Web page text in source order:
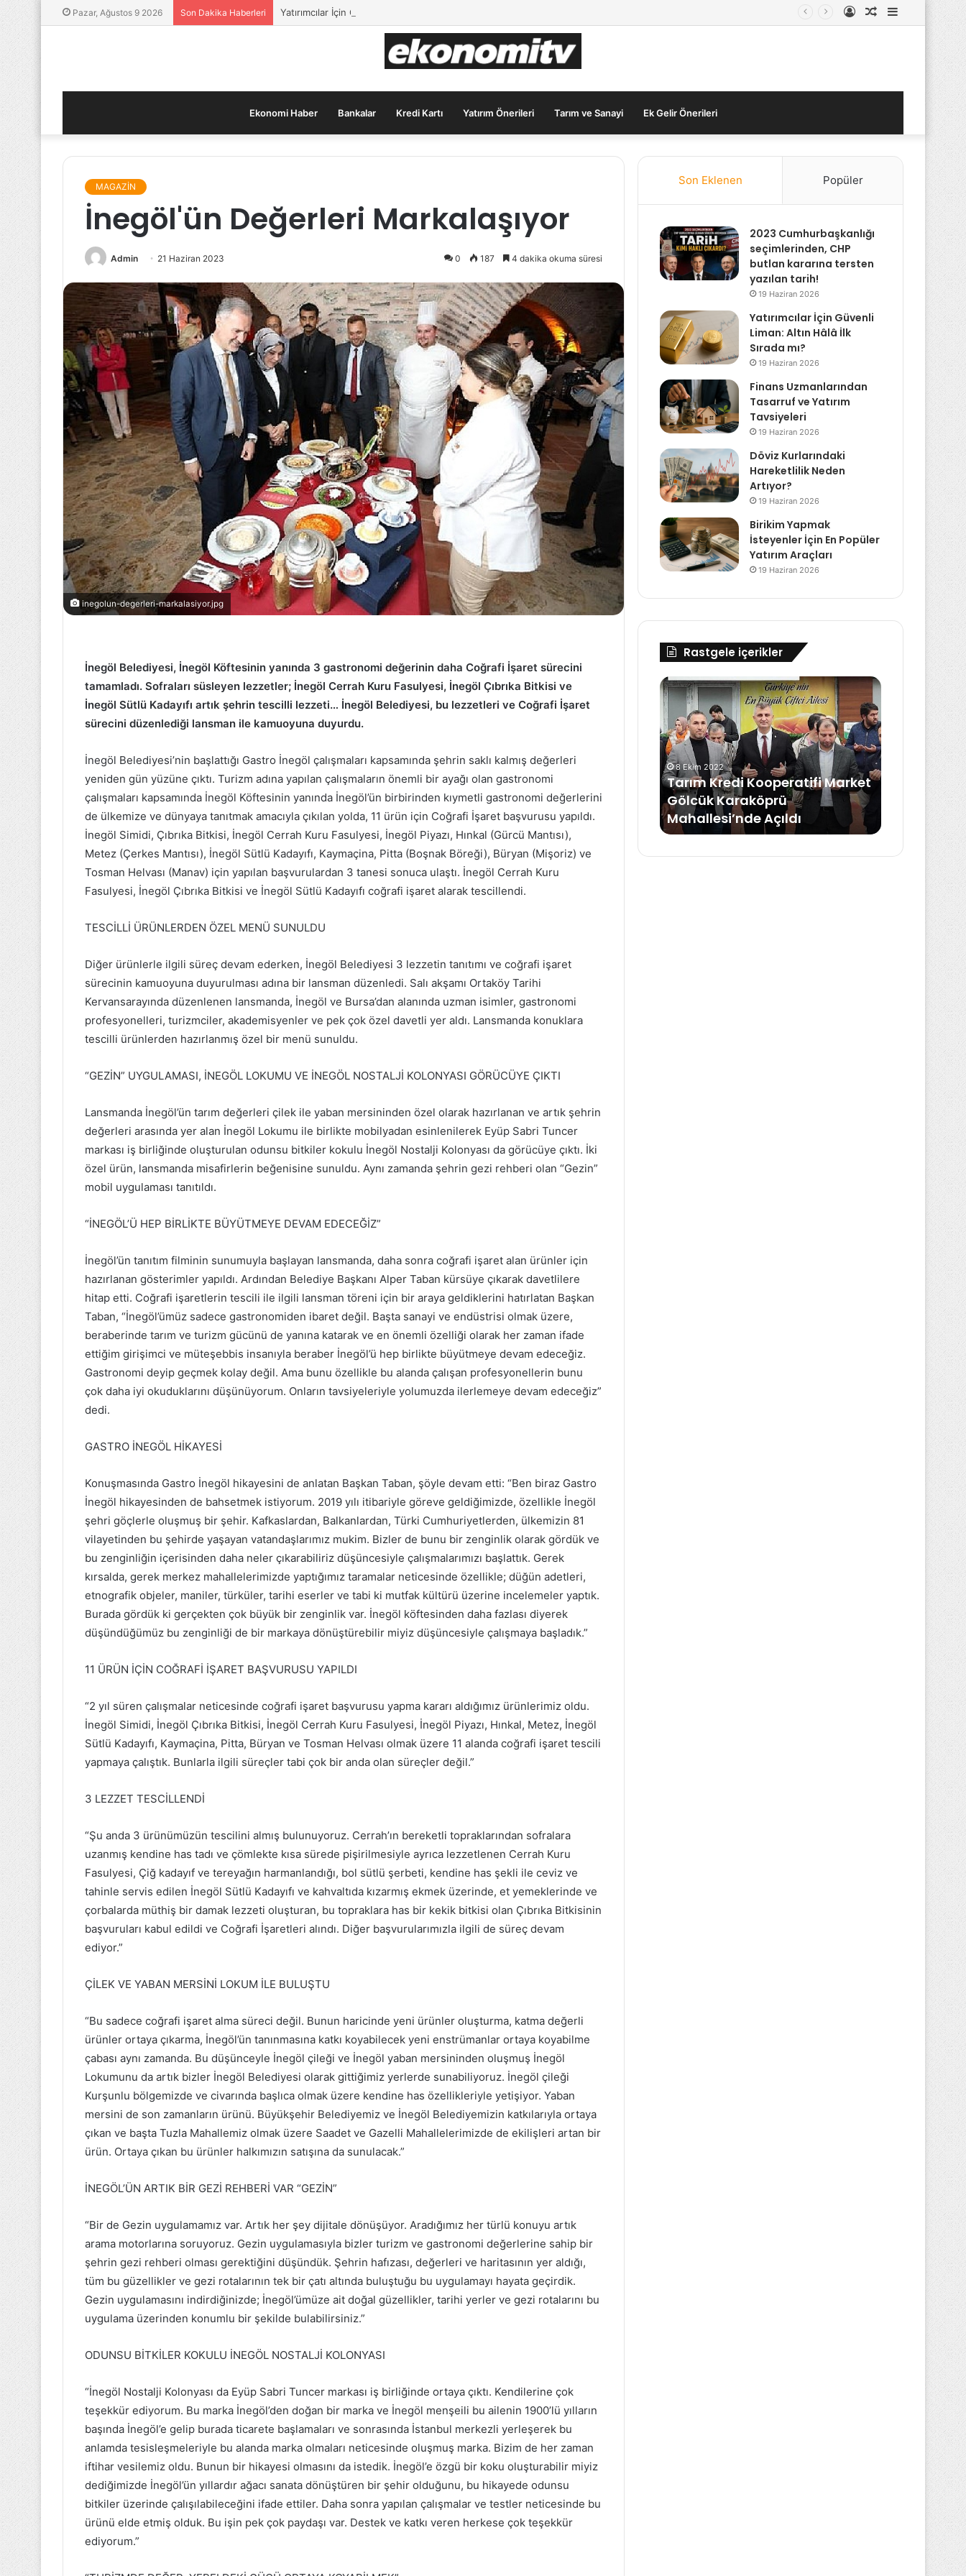
Pazar, Ağustos 9 2026 Son Dakika Haberleri Yatırımcılar İçin Güvenli Liman: Altın Hâlâ İlk Sırada mı?
Kenar
Bölmesi
Rastgele
Kayıt
Ekonomi Haber Bankalar Kredi Kartı Yatırım Önerileri Tarım ve Sanayi Ek Gelir Önerileri
MAGAZİN
İnegöl'ün Değerleri Markalaşıyor
Admin 21 Haziran 2023 0 187 4 dakika okuma süresi
inegolun-degerleri-markalasiyor.jpg
İnegöl Belediyesi, İnegöl Köftesinin yanında 3 gastronomi değerinin daha Coğrafi İşaret sürecini
tamamladı. Sofraları süsleyen lezzetler; İnegöl Cerrah Kuru Fasulyesi, İnegöl Çıbrıka Bitkisi ve
İnegöl Sütlü Kadayıfı artık şehrin tescilli lezzeti… İnegöl Belediyesi, bu lezzetleri ve Coğrafi İşaret
sürecini düzenlediği lansman ile kamuoyuna duyurdu.
İnegöl Belediyesi’nin başlattığı Gastro İnegöl çalışmaları kapsamında şehrin saklı kalmış değerleri
yeniden gün yüzüne çıktı. Turizm adına yapılan çalışmaların önemli bir ayağı olan gastronomi
çalışmaları kapsamında İnegöl Köftesinin yanında İnegöl’ün birbirinden kıymetli gastronomi değerlerini
de ülkemize ve dünyaya tanıtmak amacıyla çıkılan yolda, 11 ürün için Coğrafi İşaret başvurusu yapıldı.
İnegöl Simidi, Çıbrıka Bitkisi, İnegöl Cerrah Kuru Fasulyesi, İnegöl Piyazı, Hınkal (Gürcü Mantısı),
Metez (Çerkes Mantısı), İnegöl Sütlü Kadayıfı, Kaymaçina, Pitta (Boşnak Böreği), Büryan (Mişoriz) ve
Tosman Helvası (Manav) için yapılan başvurulardan 3 tanesi sonuca ulaştı. İnegöl Cerrah Kuru
Fasulyesi, İnegöl Çıbrıka Bitkisi ve İnegöl Sütlü Kadayıfı coğrafi işaret alarak tescillendi.
TESCİLLİ ÜRÜNLERDEN ÖZEL MENÜ SUNULDU
Diğer ürünlerle ilgili süreç devam ederken, İnegöl Belediyesi 3 lezzetin tanıtımı ve coğrafi işaret
sürecinin kamuoyuna duyurulması adına bir lansman düzenledi. Salı akşamı Ortaköy Tarihi
Kervansarayında düzenlenen lansmanda, İnegöl ve Bursa’dan alanında uzman isimler, gastronomi
profesyonelleri, turizmciler, akademisyenler ve pek çok özel davetli yer aldı. Lansmanda konuklara
tescilli ürünlerden hazırlanmış özel bir menü sunuldu.
“GEZİN” UYGULAMASI, İNEGÖL LOKUMU VE İNEGÖL NOSTALJİ KOLONYASI GÖRÜCÜYE ÇIKTI
Lansmanda İnegöl’ün tarım değerleri çilek ile yaban mersininden özel olarak hazırlanan ve artık şehrin
değerleri arasında yer alan İnegöl Lokumu ile birlikte mobilyadan esinlenilerek Eyüp Sabri Tuncer
markası iş birliğinde oluşturulan odunsu bitkiler kokulu İnegöl Nostalji Kolonyası da görücüye çıktı. İki
özel ürün, lansmanda misafirlerin beğenisine sunuldu. Aynı zamanda şehrin gezi rehberi olan “Gezin”
mobil uygulaması tanıtıldı.
“İNEGÖL’Ü HEP BİRLİKTE BÜYÜTMEYE DEVAM EDECEĞİZ”
İnegöl’ün tanıtım filminin sunumuyla başlayan lansmanda, daha sonra coğrafi işaret alan ürünler için
hazırlanan gösterimler yapıldı. Ardından Belediye Başkanı Alper Taban kürsüye çıkarak davetlilere
hitap etti. Coğrafi işaretlerin tescili ile ilgili lansman töreni için bir araya geldiklerini hatırlatan Başkan
Taban, “İnegöl’ümüz sadece gastronomiden ibaret değil. Başta sanayi ve endüstrisi olmak üzere,
beraberinde tarım ve turizm gücünü de yanına katarak ve en önemli özelliği olarak her zaman ifade
ettiğim girişimci ve müteşebbis insanıyla beraber İnegöl’ü hep birlikte büyütmeye devam edeceğiz.
Gastronomi deyip geçmek kolay değil. Ama bunu özellikle bu alanda çalışan profesyonellerin bunu
çok daha iyi okuduklarını düşünüyorum. Onların tavsiyeleriyle yolumuzda ilerlemeye devam edeceğiz”
dedi.
GASTRO İNEGÖL HİKAYESİ
Konuşmasında Gastro İnegöl hikayesini de anlatan Başkan Taban, şöyle devam etti: “Ben biraz Gastro
İnegöl hikayesinden de bahsetmek istiyorum. 2019 yılı itibariyle göreve geldiğimizde, özellikle İnegöl
şehri göçlerle oluşmuş bir şehir. Kafkaslardan, Balkanlardan, Türki Cumhuriyetlerden, ülkemizin 81
vilayetinden bu şehirde yaşayan vatandaşlarımız mukim. Bizler de bunu bir zenginlik olarak gördük ve
bu zenginliğin içerisinden daha neler çıkarabiliriz düşüncesiyle çalışmalarımızı başlattık. Gerek
kırsalda, gerek merkez mahallelerimizde yaptığımız taramalar neticesinde özellikle; düğün adetleri,
etnografik objeler, maniler, türküler, tarihi eserler ve tabi ki mutfak kültürü üzerine incelemeler yaptık.
Burada gördük ki gerçekten çok büyük bir zenginlik var. İnegöl köftesinden daha fazlası diyerek
düşündüğümüz bu zenginliği de bir markaya dönüştürebilir miyiz düşüncesiyle çalışmaya başladık.”
11 ÜRÜN İÇİN COĞRAFİ İŞARET BAŞVURUSU YAPILDI
“2 yıl süren çalışmalar neticesinde coğrafi işaret başvurusu yapma kararı aldığımız ürünlerimiz oldu.
İnegöl Simidi, İnegöl Çıbrıka Bitkisi, İnegöl Cerrah Kuru Fasulyesi, İnegöl Piyazı, Hınkal, Metez, İnegöl
Sütlü Kadayıfı, Kaymaçina, Pitta, Büryan ve Tosman Helvası olmak üzere 11 alanda coğrafi işaret tescili
yapmaya çalıştık. Bunlarla ilgili süreçler tabi çok bir anda olan süreçler değil.”
3 LEZZET TESCİLLENDİ
“Şu anda 3 ürünümüzün tescilini almış bulunuyoruz. Cerrah’ın bereketli topraklarından sofralara
uzanmış kendine has tadı ve çömlekte kısa sürede pişirilmesiyle ayrıca lezzetlenen Cerrah Kuru
Fasulyesi, Çiğ kadayıf ve tereyağın harmanlandığı, bol sütlü şerbeti, kendine has şekli ile ceviz ve
tahinle servis edilen İnegöl Sütlü Kadayıfı ve kahvaltıda kızarmış ekmek üzerinde, et yemeklerinde ve
çorbalarda müthiş bir damak lezzeti oluşturan, bu topraklara has bir kekik bitkisi olan Çıbrıka Bitkisinin
başvuruları kabul edildi ve Coğrafi İşaretleri alındı. Diğer başvurularımızla ilgili de süreç devam
ediyor.”
ÇİLEK VE YABAN MERSİNİ LOKUM İLE BULUŞTU
“Bu sadece coğrafi işaret alma süreci değil. Bunun haricinde yeni ürünler oluşturma, katma değerli
ürünler ortaya çıkarma, İnegöl’ün tanınmasına katkı koyabilecek yeni enstrümanlar ortaya koyabilme
çabası aynı zamanda. Bu düşünceyle İnegöl çileği ve İnegöl yaban mersininden oluşmuş İnegöl
Lokumunu da artık bizler İnegöl Belediyesi olarak gittiğimiz yerlerde sunabiliyoruz. İnegöl çileği
Kurşunlu bölgemizde ve civarında başlıca olmak üzere kendine has özellikleriyle yetişiyor. Yaban
mersini de son zamanların ürünü. Büyükşehir Belediyemiz ve İnegöl Belediyemizin katkılarıyla ortaya
çıkan ve başta Tuzla Mahallemiz olmak üzere Saadet ve Gazelli Mahallelerimizde de ekilişleri artan bir
ürün. Ortaya çıkan bu ürünler halkımızın satışına da sunulacak.”
İNEGÖL’ÜN ARTIK BİR GEZİ REHBERİ VAR “GEZİN”
“Bir de Gezin uygulamamız var. Artık her şey dijitale dönüşüyor. Aradığımız her türlü konuyu artık
arama motorlarına soruyoruz. Gezin uygulamasıyla bizler turizm ve gastronomi değerlerine sahip bir
şehrin gezi rehberi olması gerektiğini düşündük. Şehrin hafızası, değerleri ve haritasının yer aldığı,
tüm bu güzellikler ve gezi rotalarının tek bir çatı altında buluştuğu bu uygulamayı hayata geçirdik.
Gezin uygulamasını indirdiğinizde; İnegöl’ümüze ait doğal güzellikler, tarihi yerler ve gezi rotalarını bu
uygulama üzerinden konumlu bir şekilde bulabilirsiniz.”
ODUNSU BİTKİLER KOKULU İNEGÖL NOSTALJİ KOLONYASI
“İnegöl Nostalji Kolonyası da Eyüp Sabri Tuncer markası iş birliğinde ortaya çıktı. Kendilerine çok
teşekkür ediyorum. Bu marka İnegöl’den doğan bir marka ve İnegöl menşeili bu ailenin 1900’lü yılların
başında İnegöl’e gelip burada ticarete başlamaları ve sonrasında İstanbul merkezli yerleşerek bu
anlamda tesisleşmeleriyle bu alanda marka olmaları neticesinde oluşmuş marka. Bizim de her zaman
iftihar vesilemiz oldu. Bunun bir hikayesi olmasını da istedik. İnegöl’e özgü bir koku oluşturabilir miyiz
dediğimizde İnegöl’ün yıllardır ağacı sanata dönüştüren bir şehir olduğunu, bu hikayede odunsu
bitkiler üzerinde çalışılabileceğini ifade ettiler. Daha sonra yapılan çalışmalar ve testler neticesinde bu
ürünü elde etmiş olduk. Bu işin pek çok paydaşı var. Destek ve katkı veren herkese çok teşekkür
ediyorum.”
Son Eklenen Popüler
2023 Cumhurbaşkanlığı
seçimlerinden, CHP
butlan kararına tersten
yazılan tarih!
19 Haziran 2026
Yatırımcılar İçin Güvenli
Liman: Altın Hâlâ İlk
Sırada mı?
19 Haziran 2026
Finans Uzmanlarından
Tasarruf ve Yatırım
Tavsiyeleri
19 Haziran 2026
Döviz Kurlarındaki
Hareketlilik Neden
Artıyor?
19 Haziran 2026
Birikim Yapmak
İsteyenler İçin En Popüler
Yatırım Araçları
19 Haziran 2026
Rastgele içerikler
Bitcoin
ve
Ethereum
Haberleri:
Analizi
ve
Yorumlar
29 Mayıs 2024
Bitcoin ve Ethereum Haberleri:
Piyasa Analizi ve Yorumlar
E-
Devlet
ile
KYK
Öğrenim
Kredisi
ve
Sorgulama
29 Ağustos 2020
E-Devlet ile KYK Burs/Öğrenim
Kredisi Başvuru ve Sorgulama
Kooperatifi
Tarım Kredi Kooperatifi Market
Gölcük Karaköprü
Mahallesi’nde Açıldı
Konut
(Eşya)
Sigortası
Nedir?
22 Mart 2024
Konut (Eşya) Sigortası